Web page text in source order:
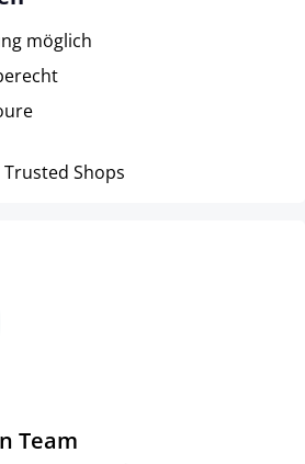
möglich
Shops
Team